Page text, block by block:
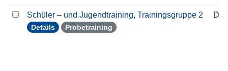
Schüler – und Jugendtraining, Trainingsgruppe 2
Details Probetraining